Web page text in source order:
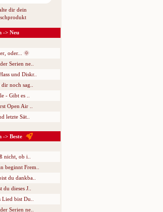
dir dein
-> Neu
oder... 🌞
Serien ne..
und Diskr..
noch sag..
- Gibt es ..
Open Air ..
letzte Sät..
-> Beste
nicht, ob i..
beginnt Frem..
du dankba..
du dieses J..
Lied bist Du..
Serien ne..